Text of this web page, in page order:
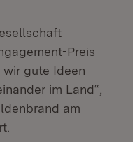
Preis
gute Ideen
im Land“,
am